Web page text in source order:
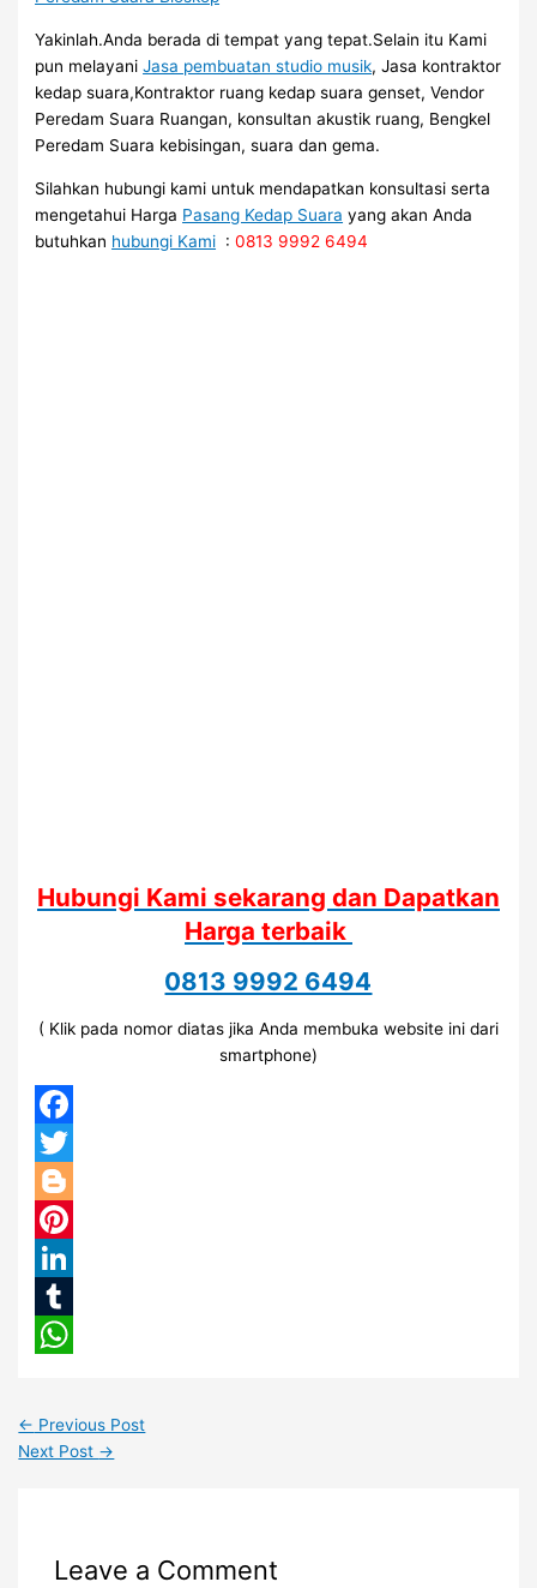
Yakinlah.Anda berada di tempat yang tepat.Selain itu Kami
pun melayaniJasa pembuatan studio musik, Jasa kontraktor
kedap suara,Kontraktor ruang kedap suara genset, Vendor
Peredam Suara Ruangan, konsultan akustik ruang, Bengkel
Peredam Suara kebisingan, suara dan gema.
Silahkan hubungi kami untuk mendapatkan konsultasi serta
mengetahui Harga Pasang Kedap Suara yang akan Anda
butuhkan hubungi Kami :0813 9992 6494
Hubungi Kami sekarang dan Dapatkan
Harga terbaik
0813 9992 6494
( Klik pada nomor diatas jika Anda membuka website ini dari
smartphone)
Facebook
Twitter
Blogger
Pinterest
LinkedIn
Tumblr
← Previous Post
Next Post →
Leave a Comment